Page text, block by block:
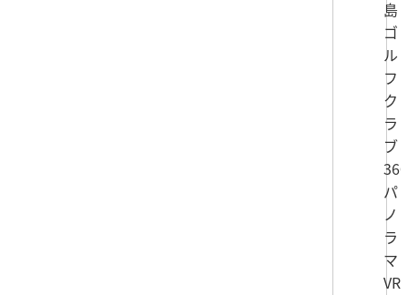
島
ゴ
ル
フ
ク
ラ
ブ
パ
ノ
ラ
マ
VR